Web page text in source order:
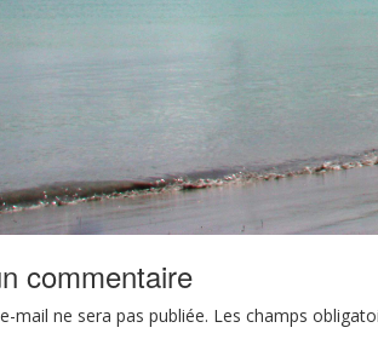
commentaire
mail ne sera pas publiée. Les champs